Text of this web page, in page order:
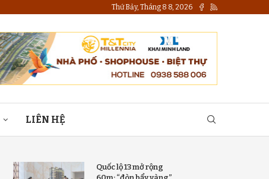
Thứ Bảy, Tháng 8 8, 2026
LIÊN HỆ
Quốc lộ 13 mở rộng